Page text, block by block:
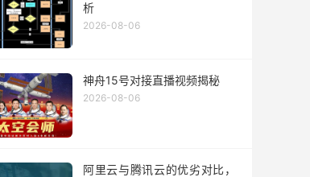
析
2026-08-06
神舟15号对接直播视频揭秘
2026-08-06
阿里云与腾讯云的优劣对比，